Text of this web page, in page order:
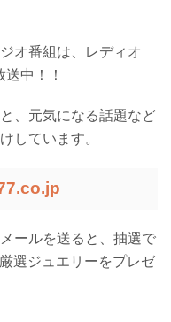
オ番組は、レディオ
中！！
、元気になる話題など
しています。
ールを送ると、抽選で
選ジュエリーをプレゼ